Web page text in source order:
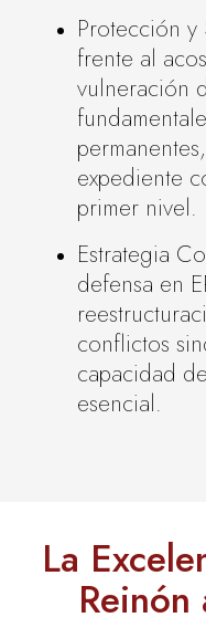
Protección y
frente al
vulneración
expediente
primer nivel.
Estrategia
defensa en
conflictos
capacidad
esencial.
La